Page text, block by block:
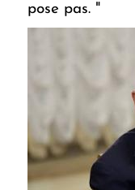
pose pas. "